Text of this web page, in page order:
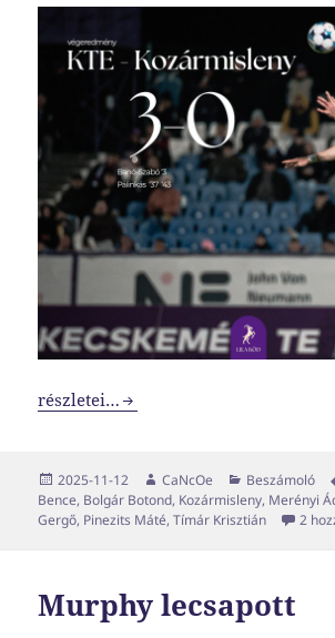
Ami kicsiben eddig működött, az
részletei…
Közzétéve
2025-11-12 Szerző
CaNcOe Kategória
Beszámoló
Bence, Bolgár Botond, Kozármisleny, Merényi
Gergő, Pinezits Máté,Tímár Krisztián 2
Murphy lecsapott